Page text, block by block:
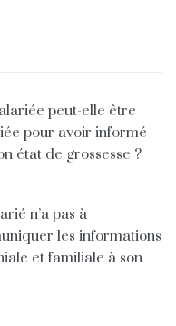
peut-elle être
pour avoir informé
état de grossesse ?
n’a pas à
les informations
et familiale à son